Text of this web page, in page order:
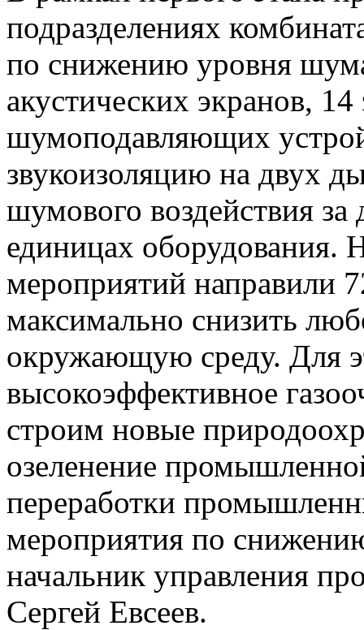
подразделениях
по снижению уровня
акустических экранов,
шумоподавляющих
звукоизоляцию на двух
шумового воздействия
единицах оборудования.
мероприятий направили
максимально снизить
окружающую среду. Для
высокоэффективное
строим новые
озеленение
переработки
мероприятия по
начальник управления
Сергей Евсеев.